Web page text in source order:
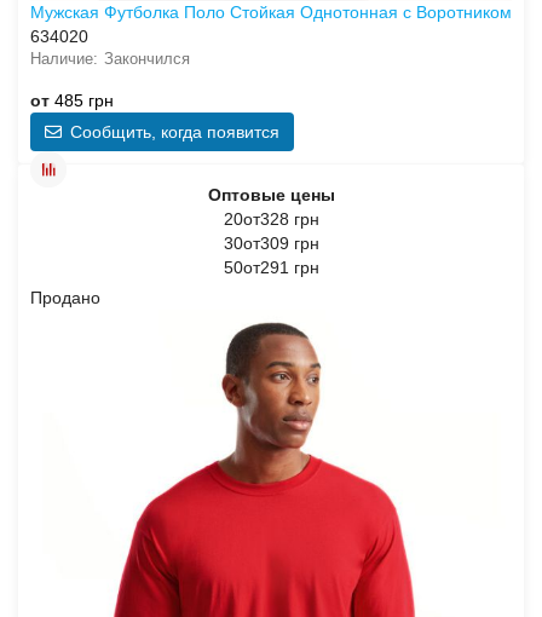
Мужская Футболка Поло Стойкая Однотонная с Воротником
634020
Закончился
от 485 грн
Сообщить, когда появится
Оптовые цены
20от328 грн
30от309 грн
50от291 грн
Продано